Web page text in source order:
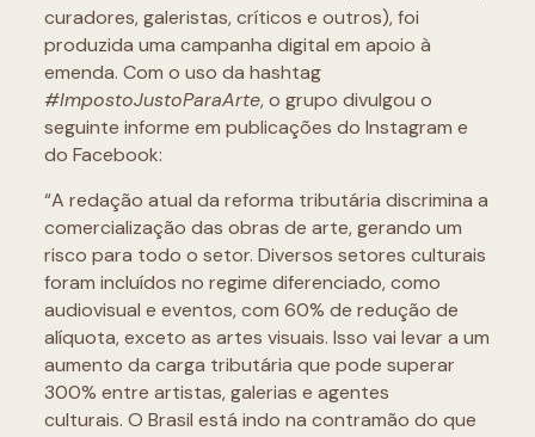
curadores, galeristas, críticos e outros), foi
produzida uma campanha digital em apoio à
emenda. Com o uso da hashtag
#ImpostoJustoParaArte, o grupo divulgou o
seguinte informe em publicações do Instagram e
do Facebook:
“A redação atual da reforma tributária discrimina a
comercialização das obras de arte, gerando um
risco para todo o setor. Diversos setores culturais
foram incluídos no regime diferenciado, como
audiovisual e eventos, com 60% de redução de
alíquota, exceto as artes visuais. Isso vai levar a um
aumento da carga tributária que pode superar
300% entre artistas, galerias e agentes
culturais. O Brasil está indo na contramão do que